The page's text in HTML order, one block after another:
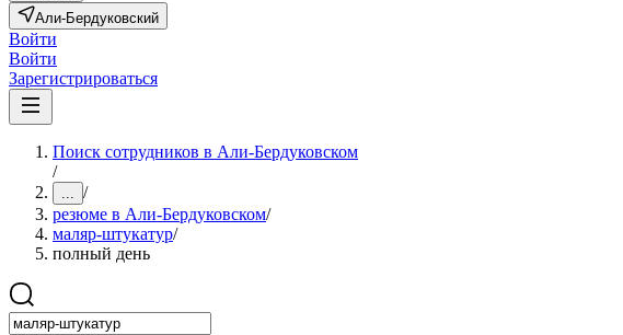
Али-Бердуковский
Войти
Войти
Зарегистрироваться
Поиск сотрудников в Али-Бердуковском
/
... /
резюме в Али-Бердуковском/
маляр-штукатур/
полный день